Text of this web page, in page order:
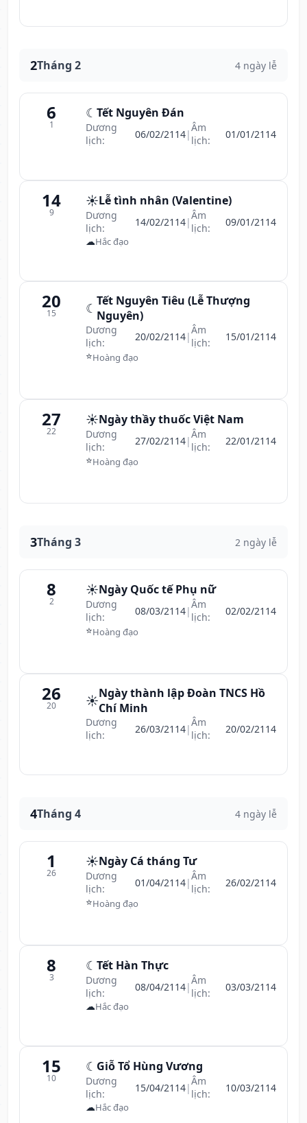
2Tháng 2 4 ngày lễ
6
1
☾ Tết Nguyên Đán
Dương
lịch:
06/02/2114|Âm
lịch:
01/01/2114
14
9
☀️Lễ tình nhân (Valentine)
Dương
lịch:
14/02/2114|Âm
lịch:
09/01/2114
☁Hắc đạo
20
15 ☾ Tết Nguyên Tiêu (Lễ Thượng
Nguyên)
Dương
lịch:
20/02/2114|Âm
lịch:
15/01/2114
⭐Hoàng đạo
27
22
☀️Ngày thầy thuốc Việt Nam
Dương
lịch:
27/02/2114|Âm
lịch:
22/01/2114
⭐Hoàng đạo
3Tháng 3 2 ngày lễ
8
2
☀️Ngày Quốc tế Phụ nữ
Dương
lịch:
08/03/2114|Âm
lịch:
02/02/2114
⭐Hoàng đạo
26
20 ☀️Ngày thành lập Đoàn TNCS Hồ
Chí Minh
Dương
lịch:
26/03/2114|Âm
lịch:
20/02/2114
4Tháng 4 4 ngày lễ
1
26
☀️Ngày Cá tháng Tư
Dương
lịch:
01/04/2114|Âm
lịch:
26/02/2114
⭐Hoàng đạo
8
3
☾ Tết Hàn Thực
Dương
lịch:
08/04/2114|Âm
lịch:
03/03/2114
☁Hắc đạo
15
10
☾ Giỗ Tổ Hùng Vương
Dương
lịch:
15/04/2114|Âm
lịch:
10/03/2114
☁Hắc đạo